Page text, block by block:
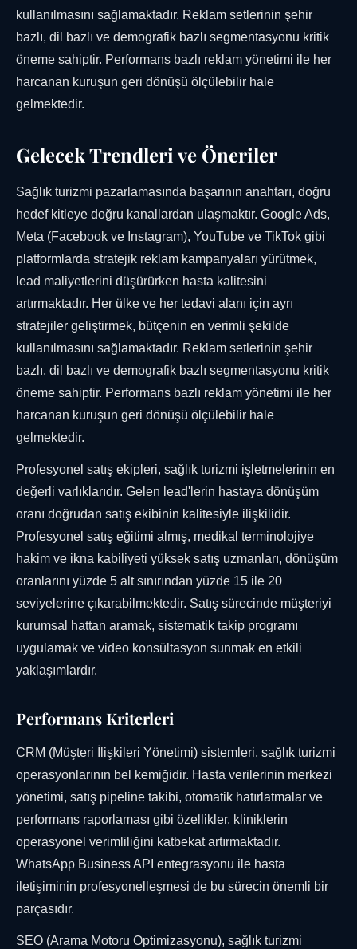
kullanılmasını sağlamaktadır. Reklam setlerinin şehir
bazlı, dil bazlı ve demografik bazlı segmentasyonu kritik
öneme sahiptir. Performans bazlı reklam yönetimi ile her
harcanan kuruşun geri dönüşü ölçülebilir hale
gelmektedir.
Gelecek Trendleri ve Öneriler
Sağlık turizmi pazarlamasında başarının anahtarı, doğru
hedef kitleye doğru kanallardan ulaşmaktır. Google Ads,
Meta (Facebook ve Instagram), YouTube ve TikTok gibi
platformlarda stratejik reklam kampanyaları yürütmek,
lead maliyetlerini düşürürken hasta kalitesini
artırmaktadır. Her ülke ve her tedavi alanı için ayrı
stratejiler geliştirmek, bütçenin en verimli şekilde
kullanılmasını sağlamaktadır. Reklam setlerinin şehir
bazlı, dil bazlı ve demografik bazlı segmentasyonu kritik
öneme sahiptir. Performans bazlı reklam yönetimi ile her
harcanan kuruşun geri dönüşü ölçülebilir hale
gelmektedir.
Profesyonel satış ekipleri, sağlık turizmi işletmelerinin en
değerli varlıklarıdır. Gelen lead'lerin hastaya dönüşüm
oranı doğrudan satış ekibinin kalitesiyle ilişkilidir.
Profesyonel satış eğitimi almış, medikal terminolojiye
hakim ve ikna kabiliyeti yüksek satış uzmanları, dönüşüm
oranlarını yüzde 5 alt sınırından yüzde 15 ile 20
seviyelerine çıkarabilmektedir. Satış sürecinde müşteriyi
kurumsal hattan aramak, sistematik takip programı
uygulamak ve video konsültasyon sunmak en etkili
yaklaşımlardır.
Performans Kriterleri
CRM (Müşteri İlişkileri Yönetimi) sistemleri, sağlık turizmi
operasyonlarının bel kemiğidir. Hasta verilerinin merkezi
yönetimi, satış pipeline takibi, otomatik hatırlatmalar ve
performans raporlaması gibi özellikler, kliniklerin
operasyonel verimliliğini katbekat artırmaktadır.
WhatsApp Business API entegrasyonu ile hasta
iletişiminin profesyonelleşmesi de bu sürecin önemli bir
parçasıdır.
SEO (Arama Motoru Optimizasyonu), sağlık turizmi